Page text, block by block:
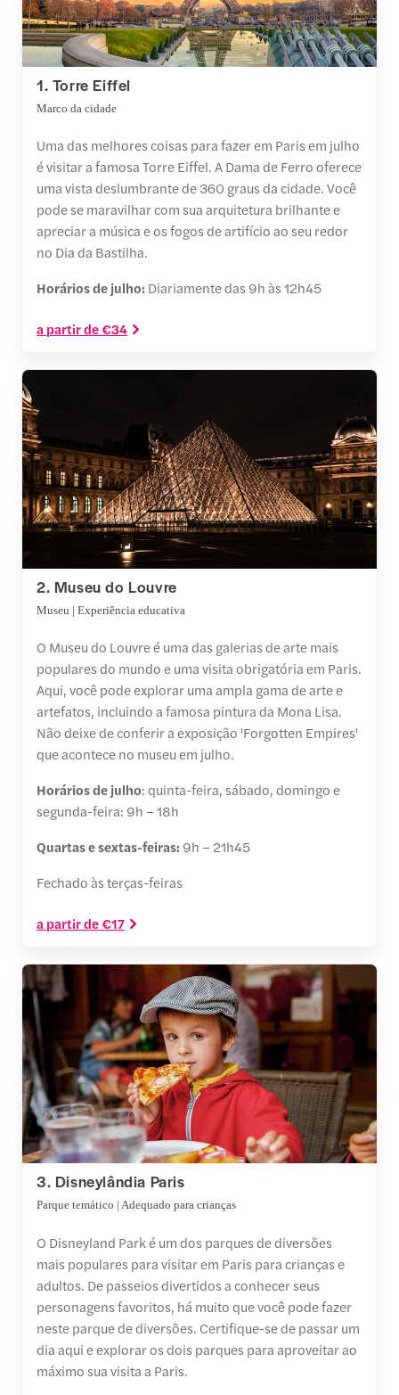
1. Torre Eiffel
Marco da cidade
Uma das melhores coisas para fazer em Paris em julho
é visitar a famosa Torre Eiffel. A Dama de Ferro oferece
uma vista deslumbrante de 360 graus da cidade. Você
pode se maravilhar com sua arquitetura brilhante e
apreciar a música e os fogos de artifício ao seu redor
no Dia da Bastilha.
Horários de julho: Diariamente das 9h às 12h45
a partir de €34
2. Museu do Louvre
Museu | Experiência educativa
O Museu do Louvre é uma das galerias de arte mais
populares do mundo e uma visita obrigatória em Paris.
Aqui, você pode explorar uma ampla gama de arte e
artefatos, incluindo a famosa pintura da Mona Lisa.
Não deixe de conferir a exposição 'Forgotten Empires'
que acontece no museu em julho.
Horários de julho: quinta-feira, sábado, domingo e
segunda-feira: 9h – 18h
Quartas e sextas-feiras: 9h – 21h45
Fechado às terças-feiras
a partir de €17
3. Disneylândia Paris
Parque temático | Adequado para crianças
O Disneyland Park é um dos parques de diversões
mais populares para visitar em Paris para crianças e
adultos. De passeios divertidos a conhecer seus
personagens favoritos, há muito que você pode fazer
neste parque de diversões. Certifique-se de passar um
dia aqui e explorar os dois parques para aproveitar ao
máximo sua visita a Paris.